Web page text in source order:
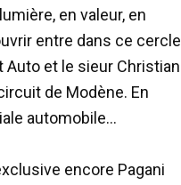
en valeur, en
entre dans ce cercle
et le sieur Christian
de Modène. En
automobile…
encore Pagani